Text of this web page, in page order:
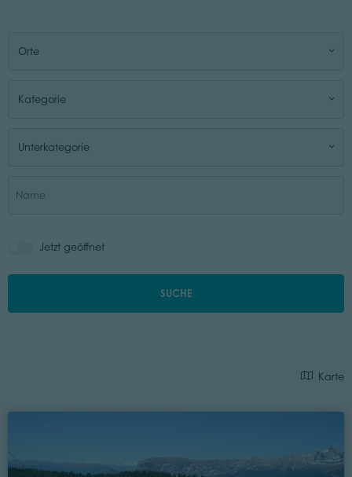
Orte
Kategorie
Unterkategorie
Jetzt geöffnet
SUCHE
Karte